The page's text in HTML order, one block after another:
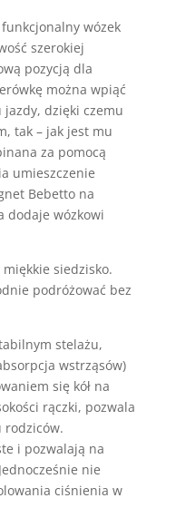
wózek
szerokiej
pozycją dla
można wpiąć
dzięki czemu
tak – jak jest mu
za pomocą
umieszczenie
Bebetto na
dodaje wózkowi
siedzisko.
podróżować bez
stelażu,
wstrząsów)
się kół na
rączki, pozwala
rodziców.
i pozwalają na
nie
ciśnienia w